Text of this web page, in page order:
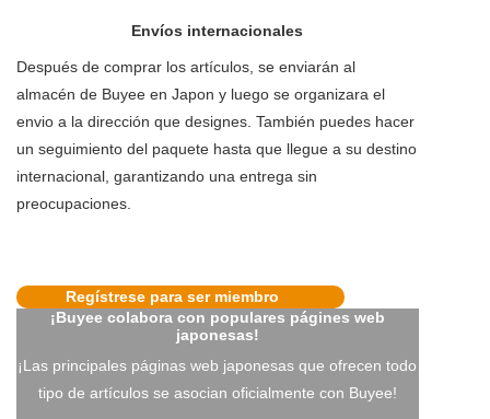
Envíos internacionales
Después de comprar los artículos, se enviarán al
almacén de Buyee en Japon y luego se organizara el
envio a la dirección que designes. También puedes hacer
un seguimiento del paquete hasta que llegue a su destino
internacional, garantizando una entrega sin
preocupaciones.
Regístrese para ser miembro
¡Buyee colabora con populares págines web
japonesas!
¡Las principales páginas web japonesas que ofrecen todo
tipo de artículos se asocian oficialmente con Buyee!